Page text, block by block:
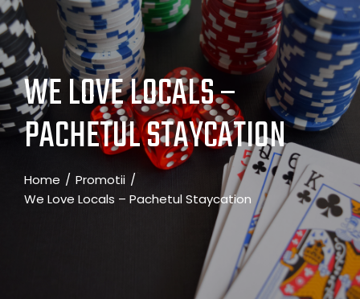
WE LOVE LOCALS –
PACHETUL STAYCATION
Home
Promotii
We Love Locals – Pachetul Staycation